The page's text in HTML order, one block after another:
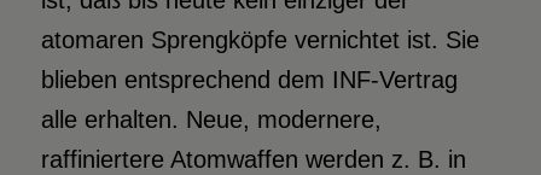
atomaren Sprengköpfe vernichtet ist. Sie
blieben entsprechend dem INF-Vertrag
alle erhalten. Neue, modernere,
raffiniertere Atomwaffen werden z. B. in